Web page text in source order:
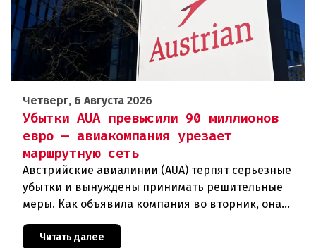
Четверг, 6 Августа 2026
Убытки AUA превысили 90 миллионов
евро — авиакомпания урезает
маршрутную сеть
Австрийские авиалинии (AUA) терпят серьезные
убытки и вынуждены принимать решительные
меры. Как объявила компания во вторник, она
Грац.Причиной столь жесткой экономии
Читать далее